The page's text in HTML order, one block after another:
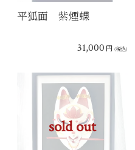
平狐面 紫煙蜾
31,000 円 (税込)
sold out